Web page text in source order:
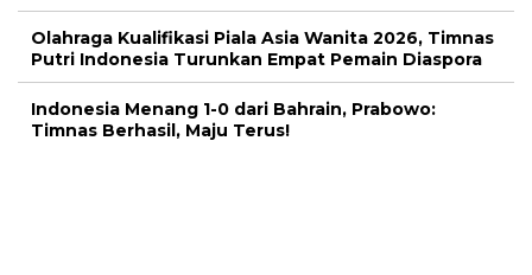
Olahraga Kualifikasi Piala Asia Wanita 2026, Timnas
Putri Indonesia Turunkan Empat Pemain Diaspora
Indonesia Menang 1-0 dari Bahrain, Prabowo:
Timnas Berhasil, Maju Terus!